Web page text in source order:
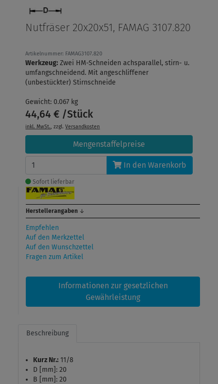
Nutfräser 20x20x51, FAMAG 3107.820
Artikelnummer: FAMAG3107.820
Werkzeug: Zwei HM-Schneiden achsparallel, stirn- u.
umfangschneidend. Mit angeschliffener
(unbestückter) Stirnschneide
Gewicht: 0.067 kg
44,64 € /Stück
inkl. MwSt., zzgl.Versandkosten
Mengenstaffelpreise
In den Warenkorb
Sofort lieferbar
Herstellerangaben ↓
Empfehlen
Auf den Merkzettel
Auf den Wunschzettel
Fragen zum Artikel
Informationen zur gesetzlichen
Gewährleistung
Beschreibung
Kurz Nr.: 11/8
D [mm]: 20
B [mm]: 20